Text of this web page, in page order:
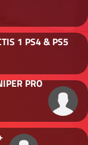
1 PS4 & PS5
PRO